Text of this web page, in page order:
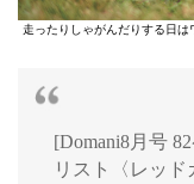
走ったりしゃがんだりする日
[Domani8月号
リスト〈レッド